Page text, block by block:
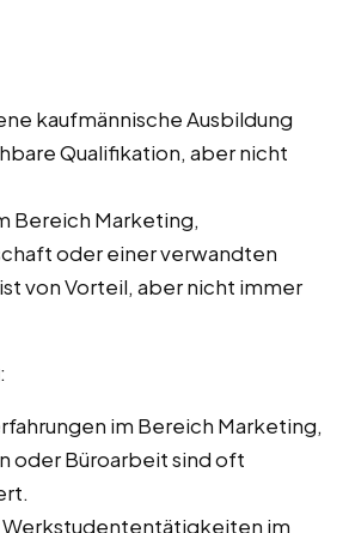
kaufmännische Ausbildung
Qualifikation, aber nicht
Bereich Marketing,
oder einer verwandten
von Vorteil, aber nicht immer
:
im Bereich Marketing,
oder Büroarbeit sind oft
Werkstudententätigkeiten im